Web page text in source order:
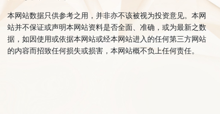
本网站数据只供参考之用，并非亦不该被视为投资意见。本网
站并不保证或声明本网站资料是否全面、准确，或为最新之数
据，如因使用或依据本网站或经本网站进入的任何第三方网站
的内容而招致任何损失或损害，本网站概不负上任何责任。